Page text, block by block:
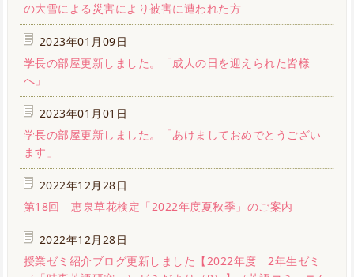
の大雪による災害により被害に遭われた方
2023年01月09日
学長の部屋更新しました。「成人の日を迎えられた皆様
へ」
2023年01月01日
学長の部屋更新しました。「あけましておめでとうござい
ます」
2022年12月28日
第18回 恵泉草花検定「2022年度夏秋季」のご案内
2022年12月28日
授業ゼミ紹介ブログ更新しました【2022年度 2年生ゼミ